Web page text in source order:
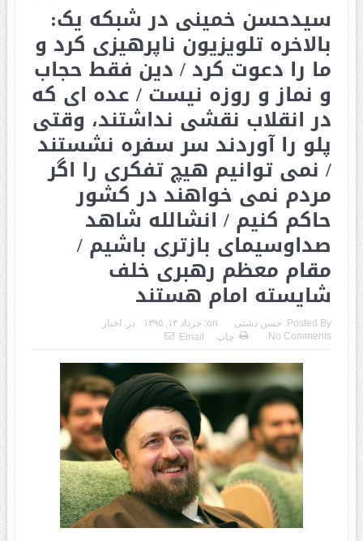
سیدحسن خمینی در شبکه یک:
بالاخره تلویزیون ناپرهیزی کرد و
ما را دعوت کرد / دین فقط حجاب
و نماز و روزه نیست / عده اى که
در انقلاب نقشى نداشتند، وقتى
پلو را آوردند سر سفره نشستند
/ نمی توانیم هیچ تفکری را اگر
مردم نمی خواهند در کشور
حاکم کنیم / انشالله شاهد
صداوسیمای بازتری باشیم /
مقام معظم رهبری خلف
شایسته امام هستند
Posted By: حسن دشتی on: خرداد ۱۳, ۱۳۹۵ در: اخبار
No Comments
چاپ Email